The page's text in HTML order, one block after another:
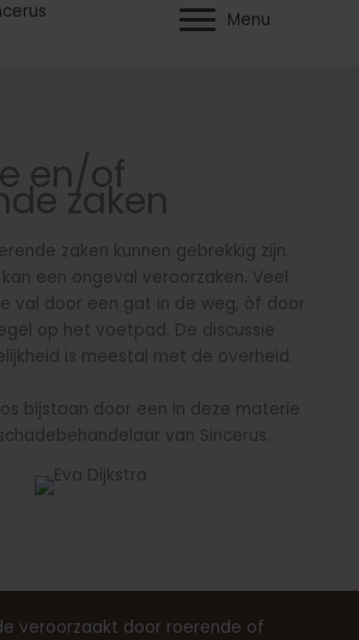
Menu
en/of
zaken
zaken kunnen gebrekkig zijn.
een ongeval veroorzaken. Veel
val door een gat in de weg, òf door
op het voetpad. De discussie
is meestal met de overheid.
bijstaan door een in deze materie
van Sincerus.
veroorzaakt door roerende of